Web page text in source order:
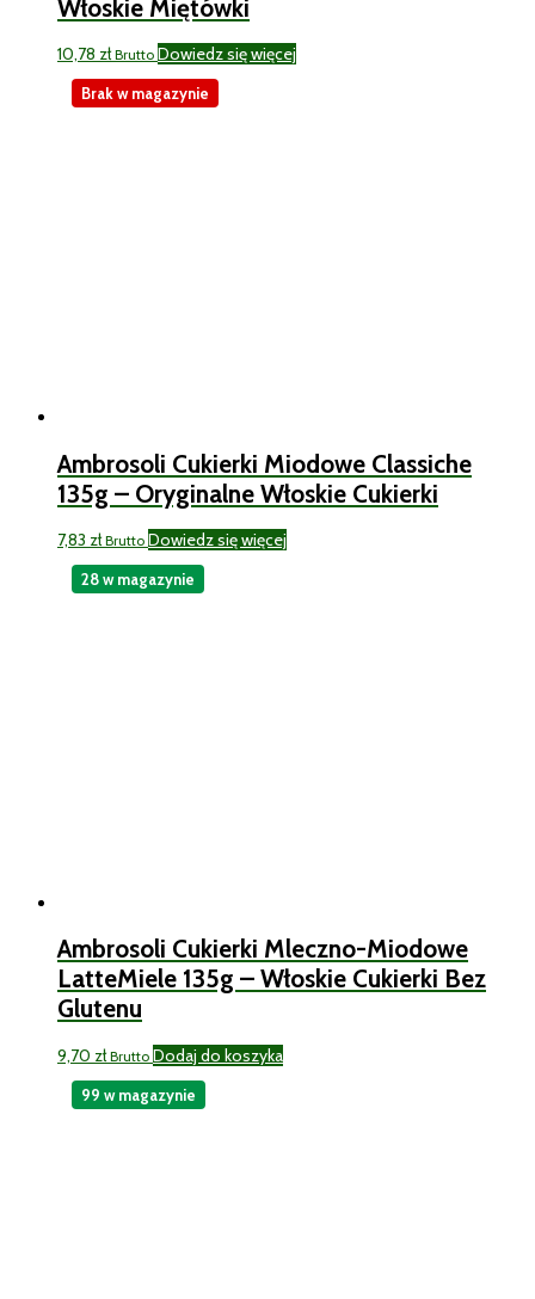
Włoskie Miętówki
10,78 zł Brutto Dowiedz się więcej
Ambrosoli Cukierki Miodowe Classiche
135g – Oryginalne Włoskie Cukierki
7,83 zł Brutto Dowiedz się więcej
Brak w magazynie
Ambrosoli Cukierki Mleczno-Miodowe
LatteMiele 135g – Włoskie Cukierki Bez
Glutenu
9,70 zł Brutto Dodaj do koszyka
28 w magazynie
99 w magazynie